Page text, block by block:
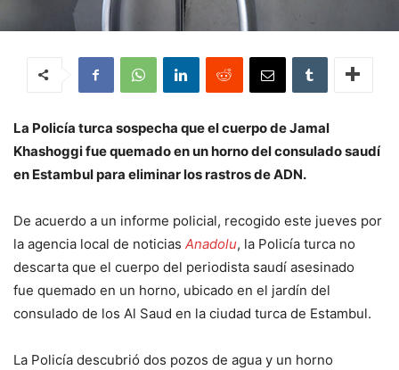
La Policía turca sospecha que el cuerpo de Jamal
Khashoggi fue quemado en un horno del consulado saudí
en Estambul para eliminar los rastros de ADN.
De acuerdo a un informe policial, recogido este jueves por
la agencia local de noticias Anadolu, la Policía turca no
descarta que el cuerpo del periodista saudí asesinado
fue quemado en un horno, ubicado en el jardín del
consulado de los Al Saud en la ciudad turca de Estambul.
La Policía descubrió dos pozos de agua y un horno